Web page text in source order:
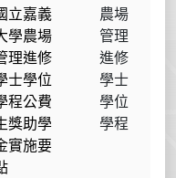
立嘉義
學農場
理進修
士學位
程公費
獎助學
實施要
農場
管理
進修
學士
學位
學程